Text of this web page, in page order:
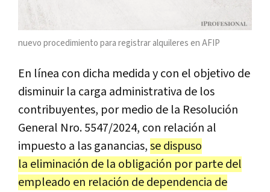
nuevo procedimiento para registrar alquileres en AFIP
En línea con dicha medida y con el objetivo de
disminuir la carga administrativa de los
contribuyentes, por medio de la Resolución
General Nro. 5547/2024, con relación al
impuesto a las ganancias,se dispuso
la eliminación de la obligación por parte del
empleado en relación de dependencia de